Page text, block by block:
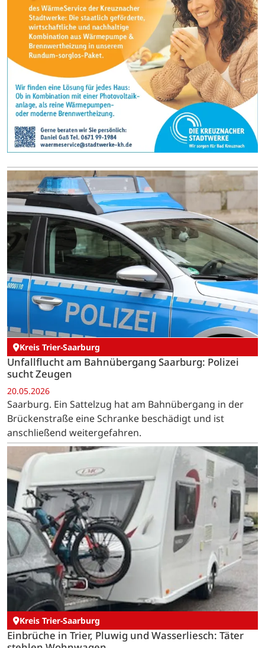
Kreis Trier-Saarburg
Unfallflucht am Bahnübergang Saarburg: Polizei
sucht Zeugen
20.05.2026
Saarburg. Ein Sattelzug hat am Bahnübergang in der
Brückenstraße eine Schranke beschädigt und ist
anschließend weitergefahren.
Kreis Trier-Saarburg
Einbrüche in Trier, Pluwig und Wasserliesch: Täter